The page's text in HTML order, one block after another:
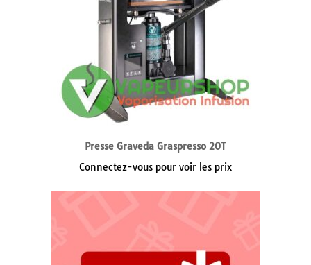
Presse Graveda Graspresso 20T
Connectez-vous pour voir les prix